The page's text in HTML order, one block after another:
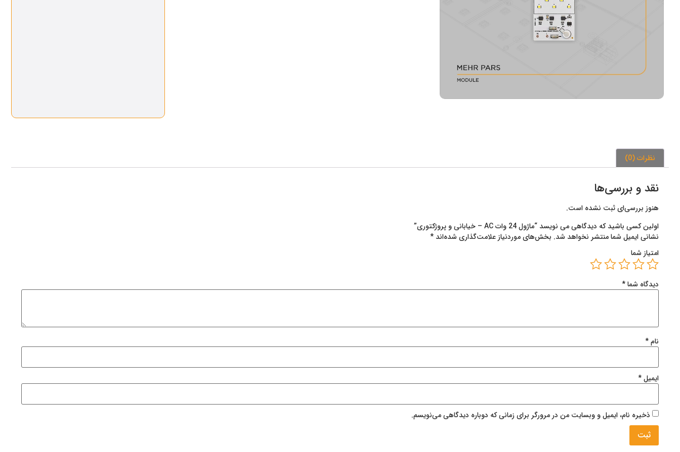
نظرات (0)
نقد و بررسی‌ها
هنوز بررسی‌ای ثبت نشده است.
اولین کسی باشید که دیدگاهی می نویسد “ماژول 24 وات AC – خیابانی و پروژکتوری”
نشانی ایمیل شما منتشر نخواهد شد. بخش‌های موردنیاز علامت‌گذاری شده‌اند*
امتیاز شما
دیدگاه شما*
نام*
ایمیل*
ذخیره نام، ایمیل و وبسایت من در مرورگر برای زمانی که دوباره دیدگاهی می‌نویسم.